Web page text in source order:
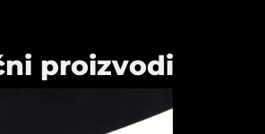
proizvodi